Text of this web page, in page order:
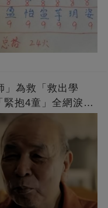
」為救「救出學
抱4童」全網淚